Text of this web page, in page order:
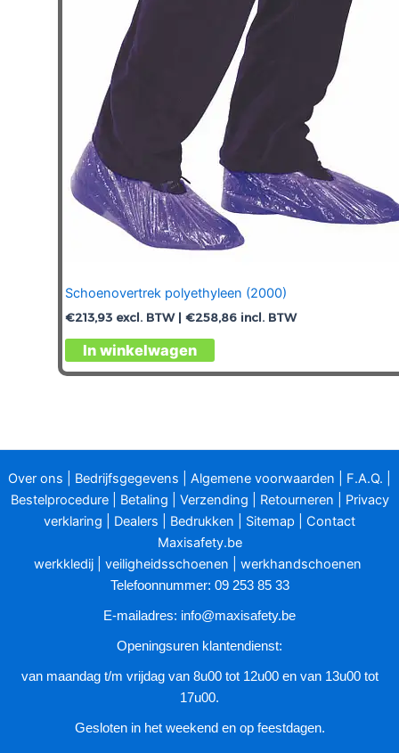
gekozen
worden
op
de
productpagina
Schoenovertrek polyethyleen (2000)
€213,93 excl. BTW | €258,86 incl. BTW
In winkelwagen
Dit
product
Deze
kan
gekozen
worden
op
de
Over ons Bedrijfsgegevens Algemene voorwaarden F.A.Q.
Bestelprocedure| Betaling Verzending Retourneren
Privacy
verklaring
Dealers Bedrukken Sitemap
Contact
Maxisafety.be
werkkledij
veiligheidsschoenen werkhandschoenen
Telefoonnummer: 09 253 85 33
E-mailadres: info@maxisafety.be
Openingsuren klantendienst:
van maandag t/m vrijdag van 8u00 tot 12u00 en van 13u00 tot
17u00.
Gesloten in het weekend en op feestdagen.